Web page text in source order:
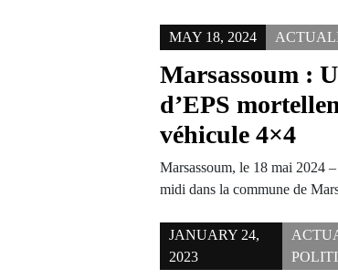
MAY 18, 2024
Marsassoum :
d’EPS
véhicule 4×4
Marsassoum, le 18 mai 2024
midi dans la commune de
JANUARY 24,
2023